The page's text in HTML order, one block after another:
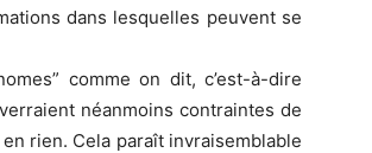
dans lesquelles peuvent se
comme on dit, c’est-à-dire
néanmoins contraintes de
rien. Cela paraît invraisemblable